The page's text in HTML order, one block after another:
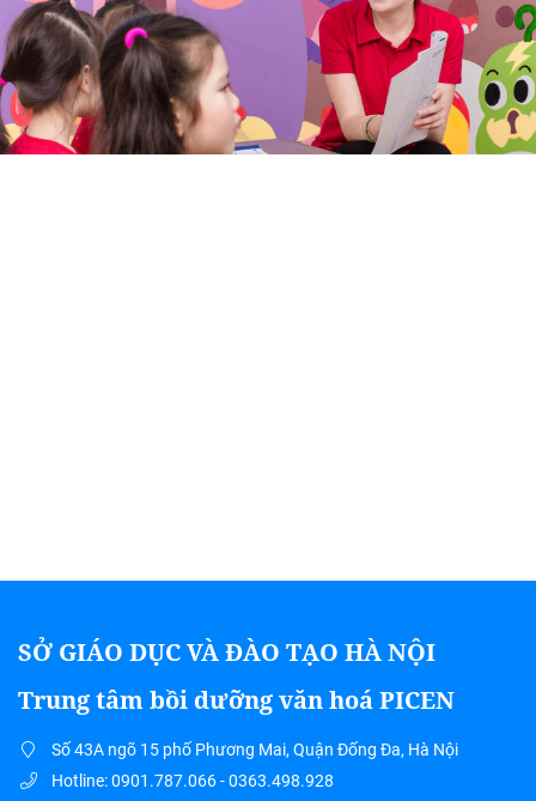
SỞ GIÁO DỤC VÀ ĐÀO TẠO HÀ NỘI
Trung tâm bồi dưỡng văn hoá PICEN
Số 43A ngõ 15 phố Phương Mai, Quận Đống Đa, Hà Nội
Hotline: 0901.787.066 - 0363.498.928